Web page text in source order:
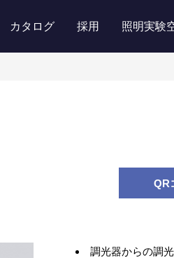
カタログ 採用 照明実験
QR
調光器からの調